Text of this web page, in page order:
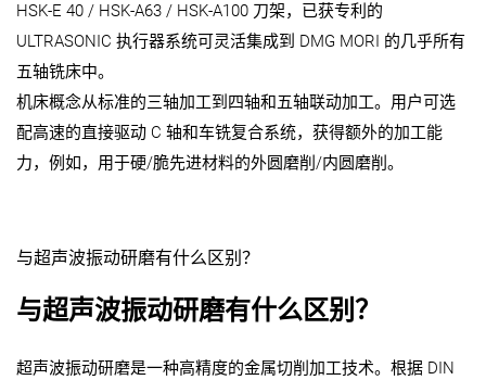
HSK-E 40 / HSK-A63 / HSK-A100 刀架，已获专利的
ULTRASONIC 执行器系统可灵活集成到 DMG MORI 的几乎所有
五轴铣床中。
机床概念从标准的三轴加工到四轴和五轴联动加工。用户可选
配高速的直接驱动 C 轴和车铣复合系统，获得额外的加工能
力，例如，用于硬/脆先进材料的外圆磨削/内圆磨削。
与超声波振动研磨有什么区别？
与超声波振动研磨有什么区别？
超声波振动研磨是一种高精度的金属切削加工技术。根据 DIN